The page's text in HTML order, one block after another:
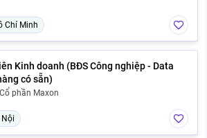
Chí Minh
Kinh doanh (BĐS Công nghiệp - Data
có sẵn)
phần Maxon
Nội